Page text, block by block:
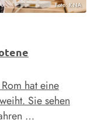
Foto: KNA
hat eine
Sie sehen
…